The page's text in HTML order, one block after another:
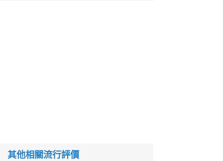
其他相關流行評價